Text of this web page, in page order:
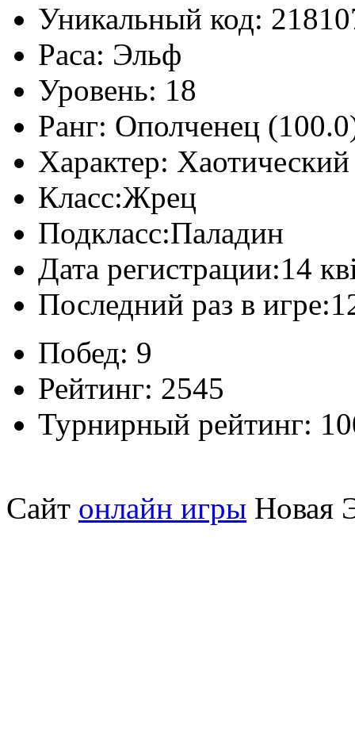
Уникальный код:
Раса: Эльф
Уровень: 18
Ранг: Ополченец
Характер:
Класс:Жрец
Подкласс:Паладин
Дата регистрации:14
Последний раз в игре:
Побед: 9
Рейтинг: 2545
Турнирный рейтинг:
Сайт онлайн игры Новая